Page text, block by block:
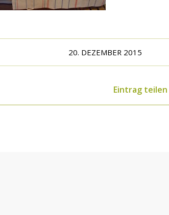
20. DEZEMBER 2015
Eintrag teilen